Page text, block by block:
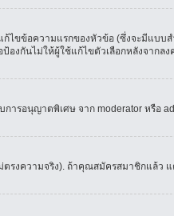
ขข้อความแรกของหัวข้อ (ซึ่งจะมีแบ
องกันไม่ให้ผู้ใช้แก้ไขตัวเลือกหลังจากล
ารอนุญาตพิเศษ จาก moderator หรือ
งความจริง). ถ้าคุณสมัครสมาชิกแล้ว